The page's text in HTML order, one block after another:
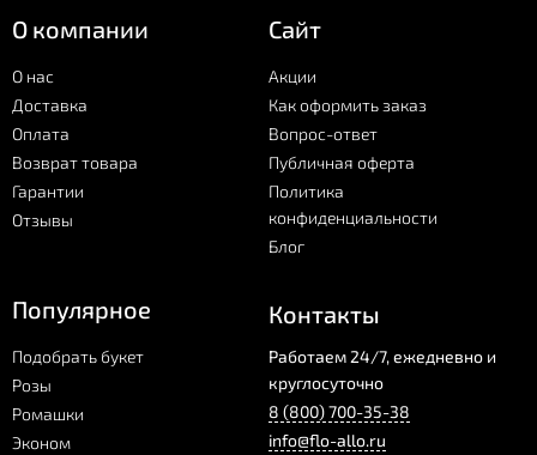
О компании
О нас
Доставка
Оплата
Возврат товара
Гарантии
Отзывы
Сайт
Акции
Как оформить заказ
Вопрос-ответ
Публичная оферта
Политика
конфиденциальности
Блог
Популярное
Подобрать букет
Розы
Ромашки
Эконом
Контакты
Работаем 24/7, ежедневно и
круглосуточно
8 (800) 700-35-38
info@flo-allo.ru